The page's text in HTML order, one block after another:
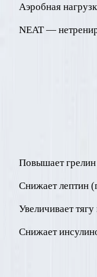
Аэробная
NEAT —
Шаг 5: Сон и
Это
Повышает
Снижает лептин
Увеличивает
Снижает
Исследования